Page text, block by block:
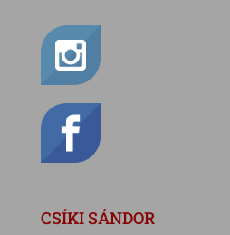
CSÍKI SÁNDOR